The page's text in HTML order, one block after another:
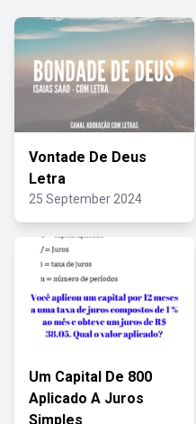
Vontade De Deus
Letra
25 September 2024
Um Capital De 800
Aplicado A Juros
Simples